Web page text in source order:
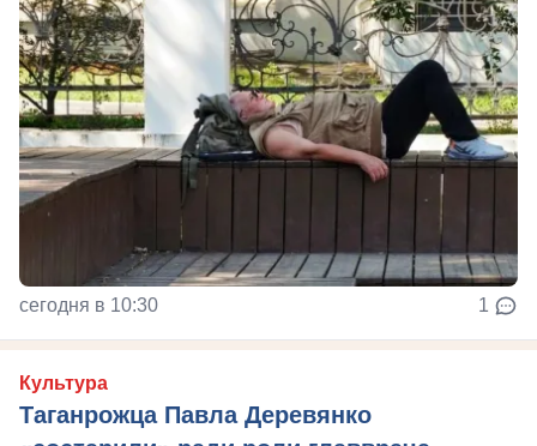
сегодня в 10:30 1
Культура
Таганрожца Павла Деревянко